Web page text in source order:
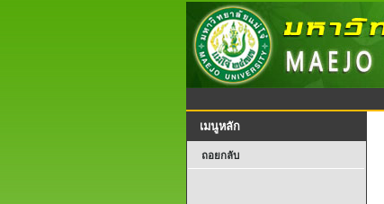
เมนูหลัก
ถอยกลับ